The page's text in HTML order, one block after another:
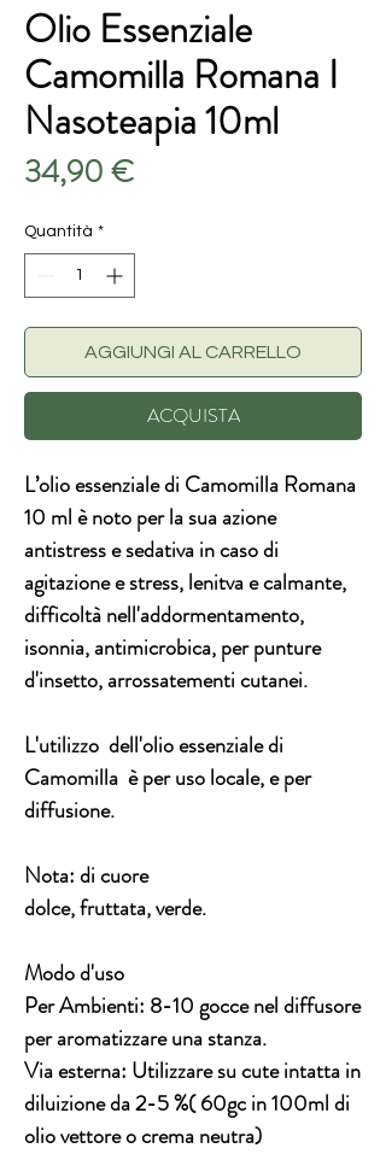
Olio Essenziale
Camomilla Romana I
Nasoteapia 10ml
34,90 €Prezzo
Quantità *
AGGIUNGI AL CARRELLO
ACQUISTA
L’olio essenziale di Camomilla Romana
10 ml è noto per la sua azione
antistress e sedativa in caso di
agitazione e stress, lenitva e calmante,
difficoltà nell'addormentamento,
isonnia, antimicrobica, per punture
d'insetto, arrossatementi cutanei.
L'utilizzo dell'olio essenziale di
Camomilla è per uso locale, e per
diffusione.
Nota: di cuore
dolce, fruttata, verde.
Modo d'uso
Per Ambienti: 8-10 gocce nel diffusore
per aromatizzare una stanza.
Via esterna: Utilizzare su cute intatta in
diluizione da 2-5 %( 60gc in 100ml di
olio vettore o crema neutra)